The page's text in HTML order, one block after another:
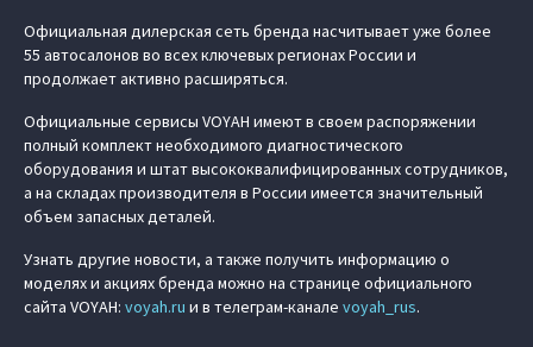
Официальная дилерская сеть бренда насчитывает уже более
55 автосалонов во всех ключевых регионах России и
продолжает активно расширяться.
Официальные сервисы VOYAH имеют в своем распоряжении
полный комплект необходимого диагностического
оборудования и штат высококвалифицированных сотрудников,
а на складах производителя в России имеется значительный
объем запасных деталей.
Узнать другие новости, а также получить информацию о
моделях и акциях бренда можно на странице официального
сайта VOYAH: voyah.ru и в телеграм-канале voyah_rus.